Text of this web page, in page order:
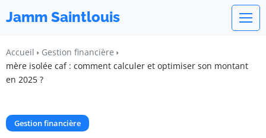
Jamm Saintlouis
Accueil
Gestion financière
mère isolée caf : comment calculer et optimiser son montant
en 2025 ?
Gestion financière